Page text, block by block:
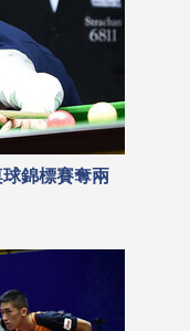
錦標賽奪兩